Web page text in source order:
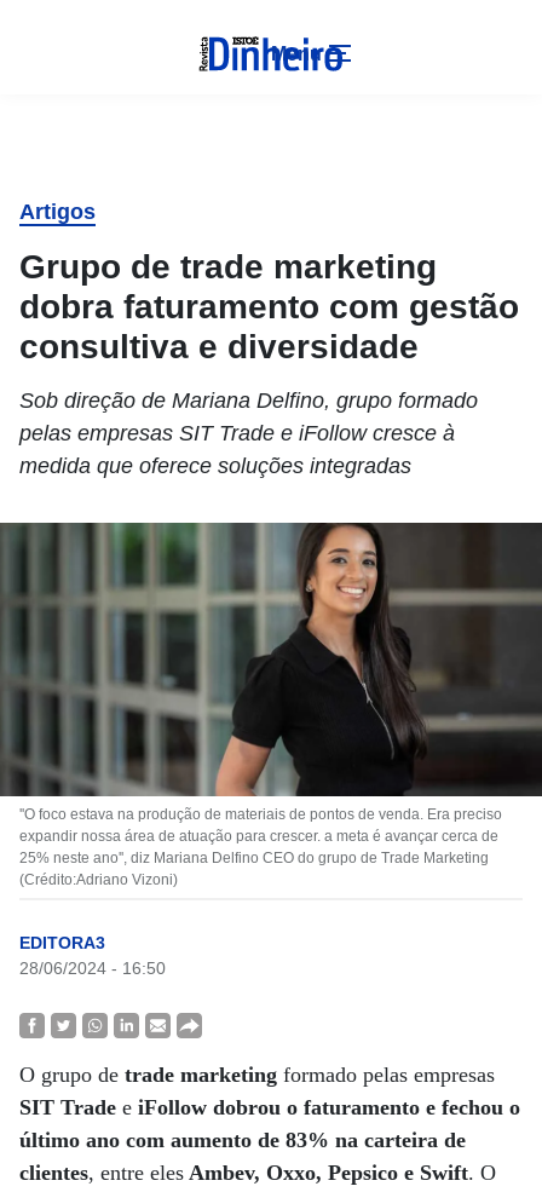
Menu
Artigos
Grupo de trade marketing
dobra faturamento com gestão
consultiva e diversidade
Sob direção de Mariana Delfino, grupo formado
pelas empresas SIT Trade e iFollow cresce à
medida que oferece soluções integradas
''O foco estava na produção de materiais de pontos de venda. Era preciso
expandir nossa área de atuação para crescer. a meta é avançar cerca de
25% neste ano'', diz Mariana Delfino CEO do grupo de Trade Marketing
(Crédito:Adriano Vizoni)
EDITORA3
28/06/2024 - 16:50
O grupo de trade marketing formado pelas empresas
SIT Trade e iFollow dobrou o faturamento e fechou o
último ano com aumento de 83% na carteira de
clientes, entre eles Ambev, Oxxo, Pepsico e Swift. O